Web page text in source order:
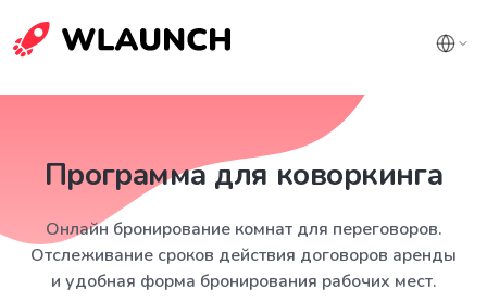
Программа для коворкинга
Онлайн бронирование комнат для переговоров.
Отслеживание сроков действия договоров аренды
и удобная форма бронирования рабочих мест.